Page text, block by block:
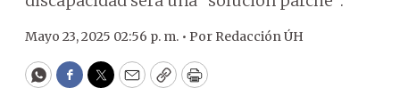
Mayo 23, 2025 02:56 p. m. • Por Redacción ÚH
WhatsApp
Facebook
Twitter
EmailCopyPrint